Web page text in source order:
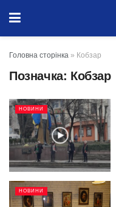
Головна сторінка » Кобзар
Позначка: Кобзар
НОВИНИ
НОВИНИ